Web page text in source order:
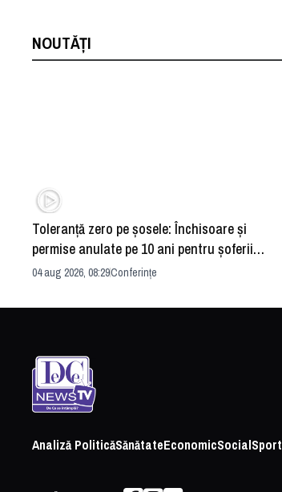
NOUTĂȚI
Toleranță zero pe șosele: Închisoare și
permise anulate pe 10 ani pentru șoferii
iresponsabili
04 aug 2026, 08:29Conferințe
Analiză PoliticăSănătateEconomicSocialSport